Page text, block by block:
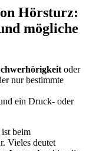
Hörsturz:
mögliche
oder
nur bestimmte
ein Druck- oder
beim
Vieles deutet